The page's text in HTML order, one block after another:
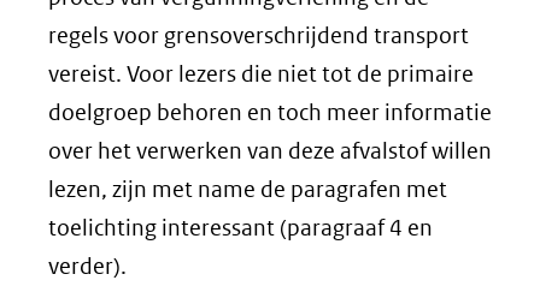
regels voor grensoverschrijdend transport
vereist. Voor lezers die niet tot de primaire
doelgroep behoren en toch meer informatie
over het verwerken van deze afvalstof willen
lezen, zijn met name de paragrafen met
toelichting interessant (paragraaf 4 en
verder).